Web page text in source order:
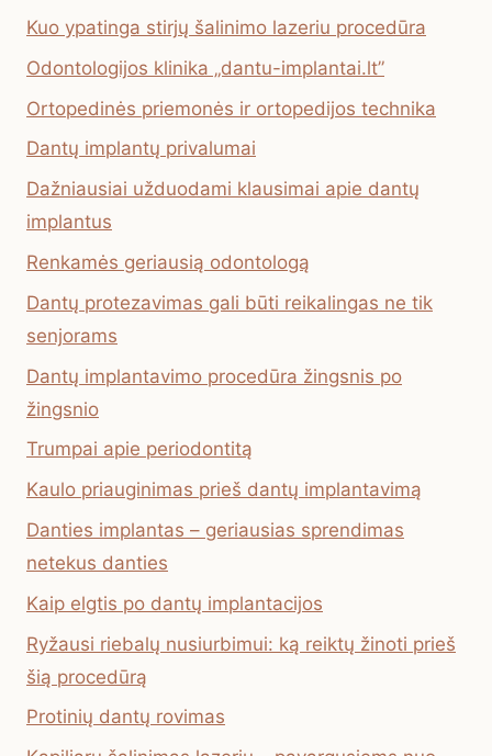
Kuo ypatinga stirjų šalinimo lazeriu procedūra
Odontologijos klinika „dantu-implantai.lt”
Ortopedinės priemonės ir ortopedijos technika
Dantų implantų privalumai
Dažniausiai užduodami klausimai apie dantų
implantus
Renkamės geriausią odontologą
Dantų protezavimas gali būti reikalingas ne tik
senjorams
Dantų implantavimo procedūra žingsnis po
žingsnio
Trumpai apie periodontitą
Kaulo priauginimas prieš dantų implantavimą
Danties implantas – geriausias sprendimas
netekus danties
Kaip elgtis po dantų implantacijos
Ryžausi riebalų nusiurbimui: ką reiktų žinoti prieš
šią procedūrą
Protinių dantų rovimas